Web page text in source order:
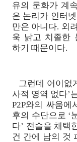
유의 문화가 계
은 논리가 인터
만은 아니다. 외
욱 낡고 치졸한
하기 때문이다.
그런데 어이없
사적 영역 없다’
P2P와의 싸움에
후의 수단으로 ‘
다’ 전술을 채택
건 간에 남의 것